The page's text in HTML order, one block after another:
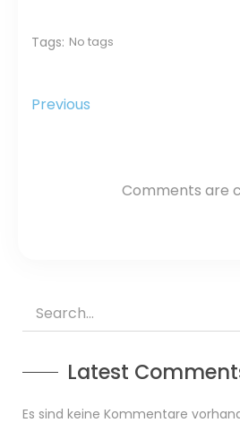
Tags: No tags
Previous
Comments are
Latest
Es sind keine Kommentare